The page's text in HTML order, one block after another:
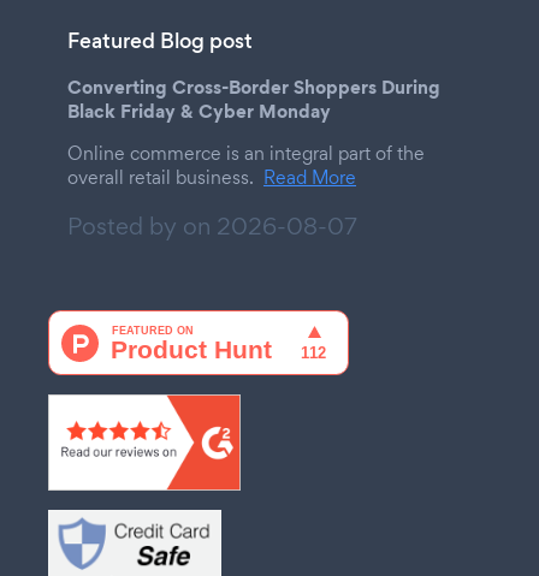
Featured Blog post
Converting Cross-Border Shoppers During
Black Friday & Cyber Monday
Online commerce is an integral part of the
overall retail business. Read More
Posted by on 2026-08-07